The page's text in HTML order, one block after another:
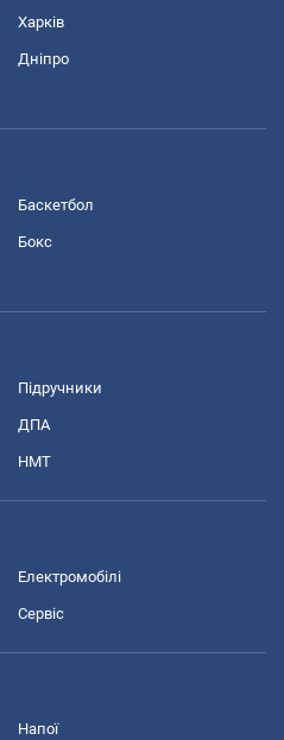
Харків
Дніпро
Баскетбол
Бокс
Підручники
ДПА
НМТ
Електромобілі
Сервіс
Напої